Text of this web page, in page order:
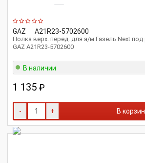
GAZ А21R23-5702600
Полка верх. перед. для а/м Газель Next
GAZ А21R23-5702600
В наличии
1 135 ₽
- + В